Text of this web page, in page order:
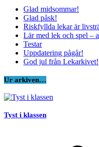
Glad midsommar!
Glad påsk!
Riskfyllda lekar är
Lär med lek och spel –
Testar
Uppdatering pågår!
God jul från Lekarkivet!
Ur arkiven…
Tyst i klassen